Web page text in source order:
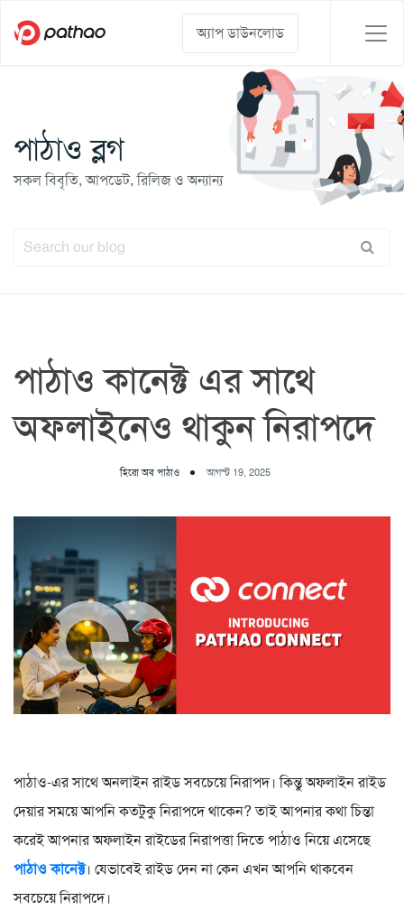
অ্যাপ ডাউনলোড
পাঠাও ব্লগ
সকল বিবৃতি, আপডেট, রিলিজ ও অন্যান্য
পাঠাও কানেক্ট এর সাথে
অফলাইনেও থাকুন নিরাপদে
হিরো অব পাঠাও আগস্ট 19, 2025
পাঠাও-এর সাথে অনলাইন রাইড সবচেয়ে নিরাপদ। কিন্তু অফলাইন রাইড
দেয়ার সময়ে আপনি কতটুকু নিরাপদে থাকেন? তাই আপনার কথা চিন্তা
করেই আপনার অফলাইন রাইডের নিরাপত্তা দিতে পাঠাও নিয়ে এসেছে
পাঠাও কানেক্ট। যেভাবেই রাইড দেন না কেন এখন আপনি থাকবেন
সবচেয়ে নিরাপদে।